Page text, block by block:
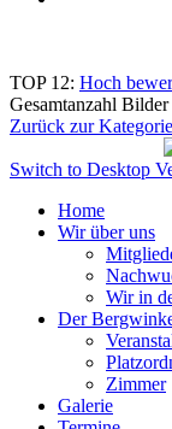
TOP 12: Hoch
Gesamtanzahl
Zurück zur
Switch to Desktop
Home
Wir über uns
Wir in
Der
Zimmer
Galerie